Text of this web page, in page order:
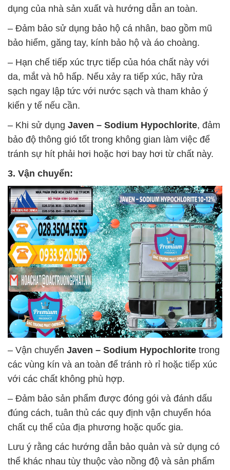
dụng của nhà sản xuất và hướng dẫn an toàn.
– Đảm bảo sử dụng bảo hộ cá nhân, bao gồm mũ
bảo hiểm, găng tay, kính bảo hộ và áo choàng.
– Hạn chế tiếp xúc trực tiếp của hóa chất này với
da, mắt và hô hấp. Nếu xảy ra tiếp xúc, hãy rửa
sạch ngay lập tức với nước sạch và tham khảo ý
kiến y tế nếu cần.
– Khi sử dụng Javen – Sodium Hypochlorite, đảm
bảo độ thông gió tốt trong không gian làm việc để
tránh sự hít phải hơi hoặc hơi bay hơi từ chất này.
3. Vận chuyển:
– Vận chuyển Javen – Sodium Hypochlorite trong
các vùng kín và an toàn để tránh rò rỉ hoặc tiếp xúc
với các chất không phù hợp.
– Đảm bảo sản phẩm được đóng gói và đánh dấu
đúng cách, tuân thủ các quy định vận chuyển hóa
chất cụ thể của địa phương hoặc quốc gia.
Lưu ý rằng các hướng dẫn bảo quản và sử dụng có
thể khác nhau tùy thuộc vào nồng độ và sản phẩm